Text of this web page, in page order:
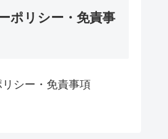
ポリシー・免責事
シー・免責事項